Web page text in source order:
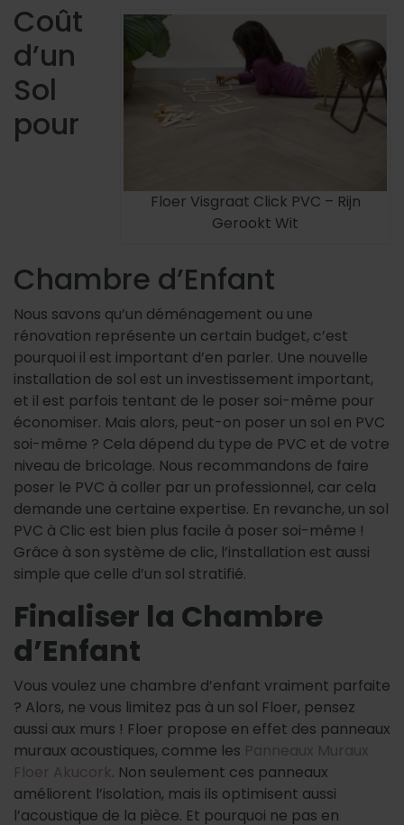
Floer Visgraat Click PVC – Rijn
Gerookt Wit
Coût
d’un
Sol
pour
Chambre d’Enfant
Nous savons qu’un déménagement ou une
rénovation représente un certain budget, c’est
pourquoi il est important d’en parler. Une nouvelle
installation de sol est un investissement important,
et il est parfois tentant de le poser soi-même pour
économiser. Mais alors, peut-on poser un sol en PVC
soi-même ? Cela dépend du type de PVC et de votre
niveau de bricolage. Nous recommandons de faire
poser le PVC à coller par un professionnel, car cela
demande une certaine expertise. En revanche, un sol
PVC à Clic est bien plus facile à poser soi-même !
Grâce à son système de clic, l’installation est aussi
simple que celle d’un sol stratifié.
Finaliser la Chambre
d’Enfant
Vous voulez une chambre d’enfant vraiment parfaite
? Alors, ne vous limitez pas à un sol Floer, pensez
aussi aux murs ! Floer propose en effet des panneaux
muraux acoustiques, comme les Panneaux Muraux
Floer Akucork. Non seulement ces panneaux
améliorent l’isolation, mais ils optimisent aussi
l’acoustique de la pièce. Et pourquoi ne pas en